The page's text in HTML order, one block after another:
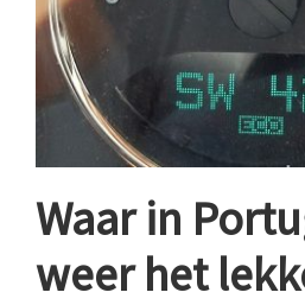
Waar in
weer het